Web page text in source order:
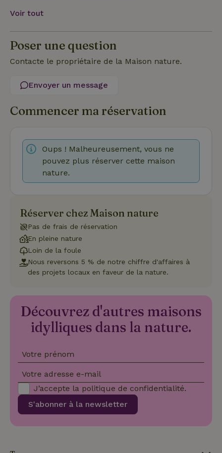
Voir tout
Poser une question
Contacte le propriétaire de la Maison nature.
Envoyer un message
Commencer ma réservation
Oups ! Malheureusement, vous ne
pouvez plus réserver cette maison
nature.
Réserver chez Maison nature
Pas de frais de réservation
En pleine nature
Loin de la foule
Nous reversons 5 % de notre chiffre d'affaires à
des projets locaux en faveur de la nature.
Découvrez d'autres maisons
idylliques dans la nature.
Votre prénom
Votre adresse e-mail
S'abonner à la newsletter
J’accepte la politique de confidentialité.
Fonctionnalité Non classifiés
Fonctionnalité Non classifiés
fonctionnalités de base du site Web telles que la connexion
des utilisateurs et la gestion des comptes. Le site Web ne
peut pas être utilisé correctement sans les cookies
strictement nécessaires.
Nom
Domaine
Expiration
CookieScriptConsent
CookieScript
.maisonnature.be